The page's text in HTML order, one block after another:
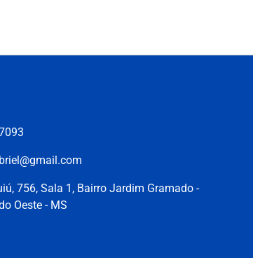
756, Sala 1, Bairro Jardim Gramado -
Oeste - MS